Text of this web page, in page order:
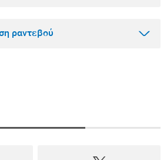
που θέλετε να κάνετε
ραντεβού